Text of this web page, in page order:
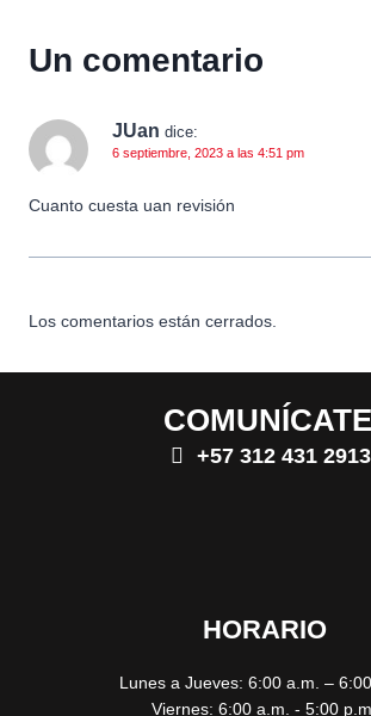
Un comentario
JUan dice:
6 septiembre, 2023 a las 4:51 pm
Cuanto cuesta uan revisión
Los comentarios están cerrados.
COMUNÍCATE
+57 312 431 2913
HORARIO
Lunes a Jueves: 6:00 a.m. – 6:00
Viernes: 6:00 a.m. - 5:00 p.m.